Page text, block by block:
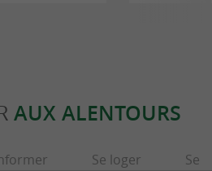
AUX ALENTOURS
Se loger Se